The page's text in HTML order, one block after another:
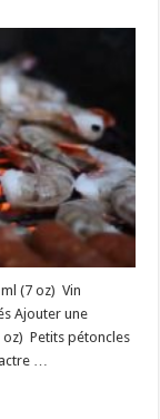
(7 oz) Vin
Ajouter une
Petits pétoncles
…